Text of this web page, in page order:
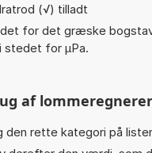
(√) tilladt
for det græske
stedet for µPa.
af
den rette kategori på